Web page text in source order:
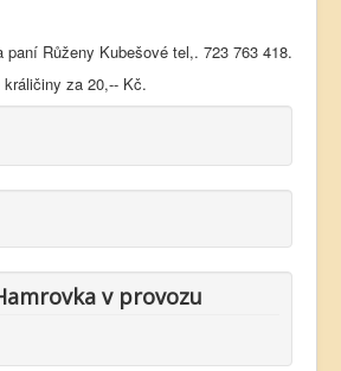
Růženy Kubešové tel,. 723 763 418.
za 20,-- Kč.
v provozu